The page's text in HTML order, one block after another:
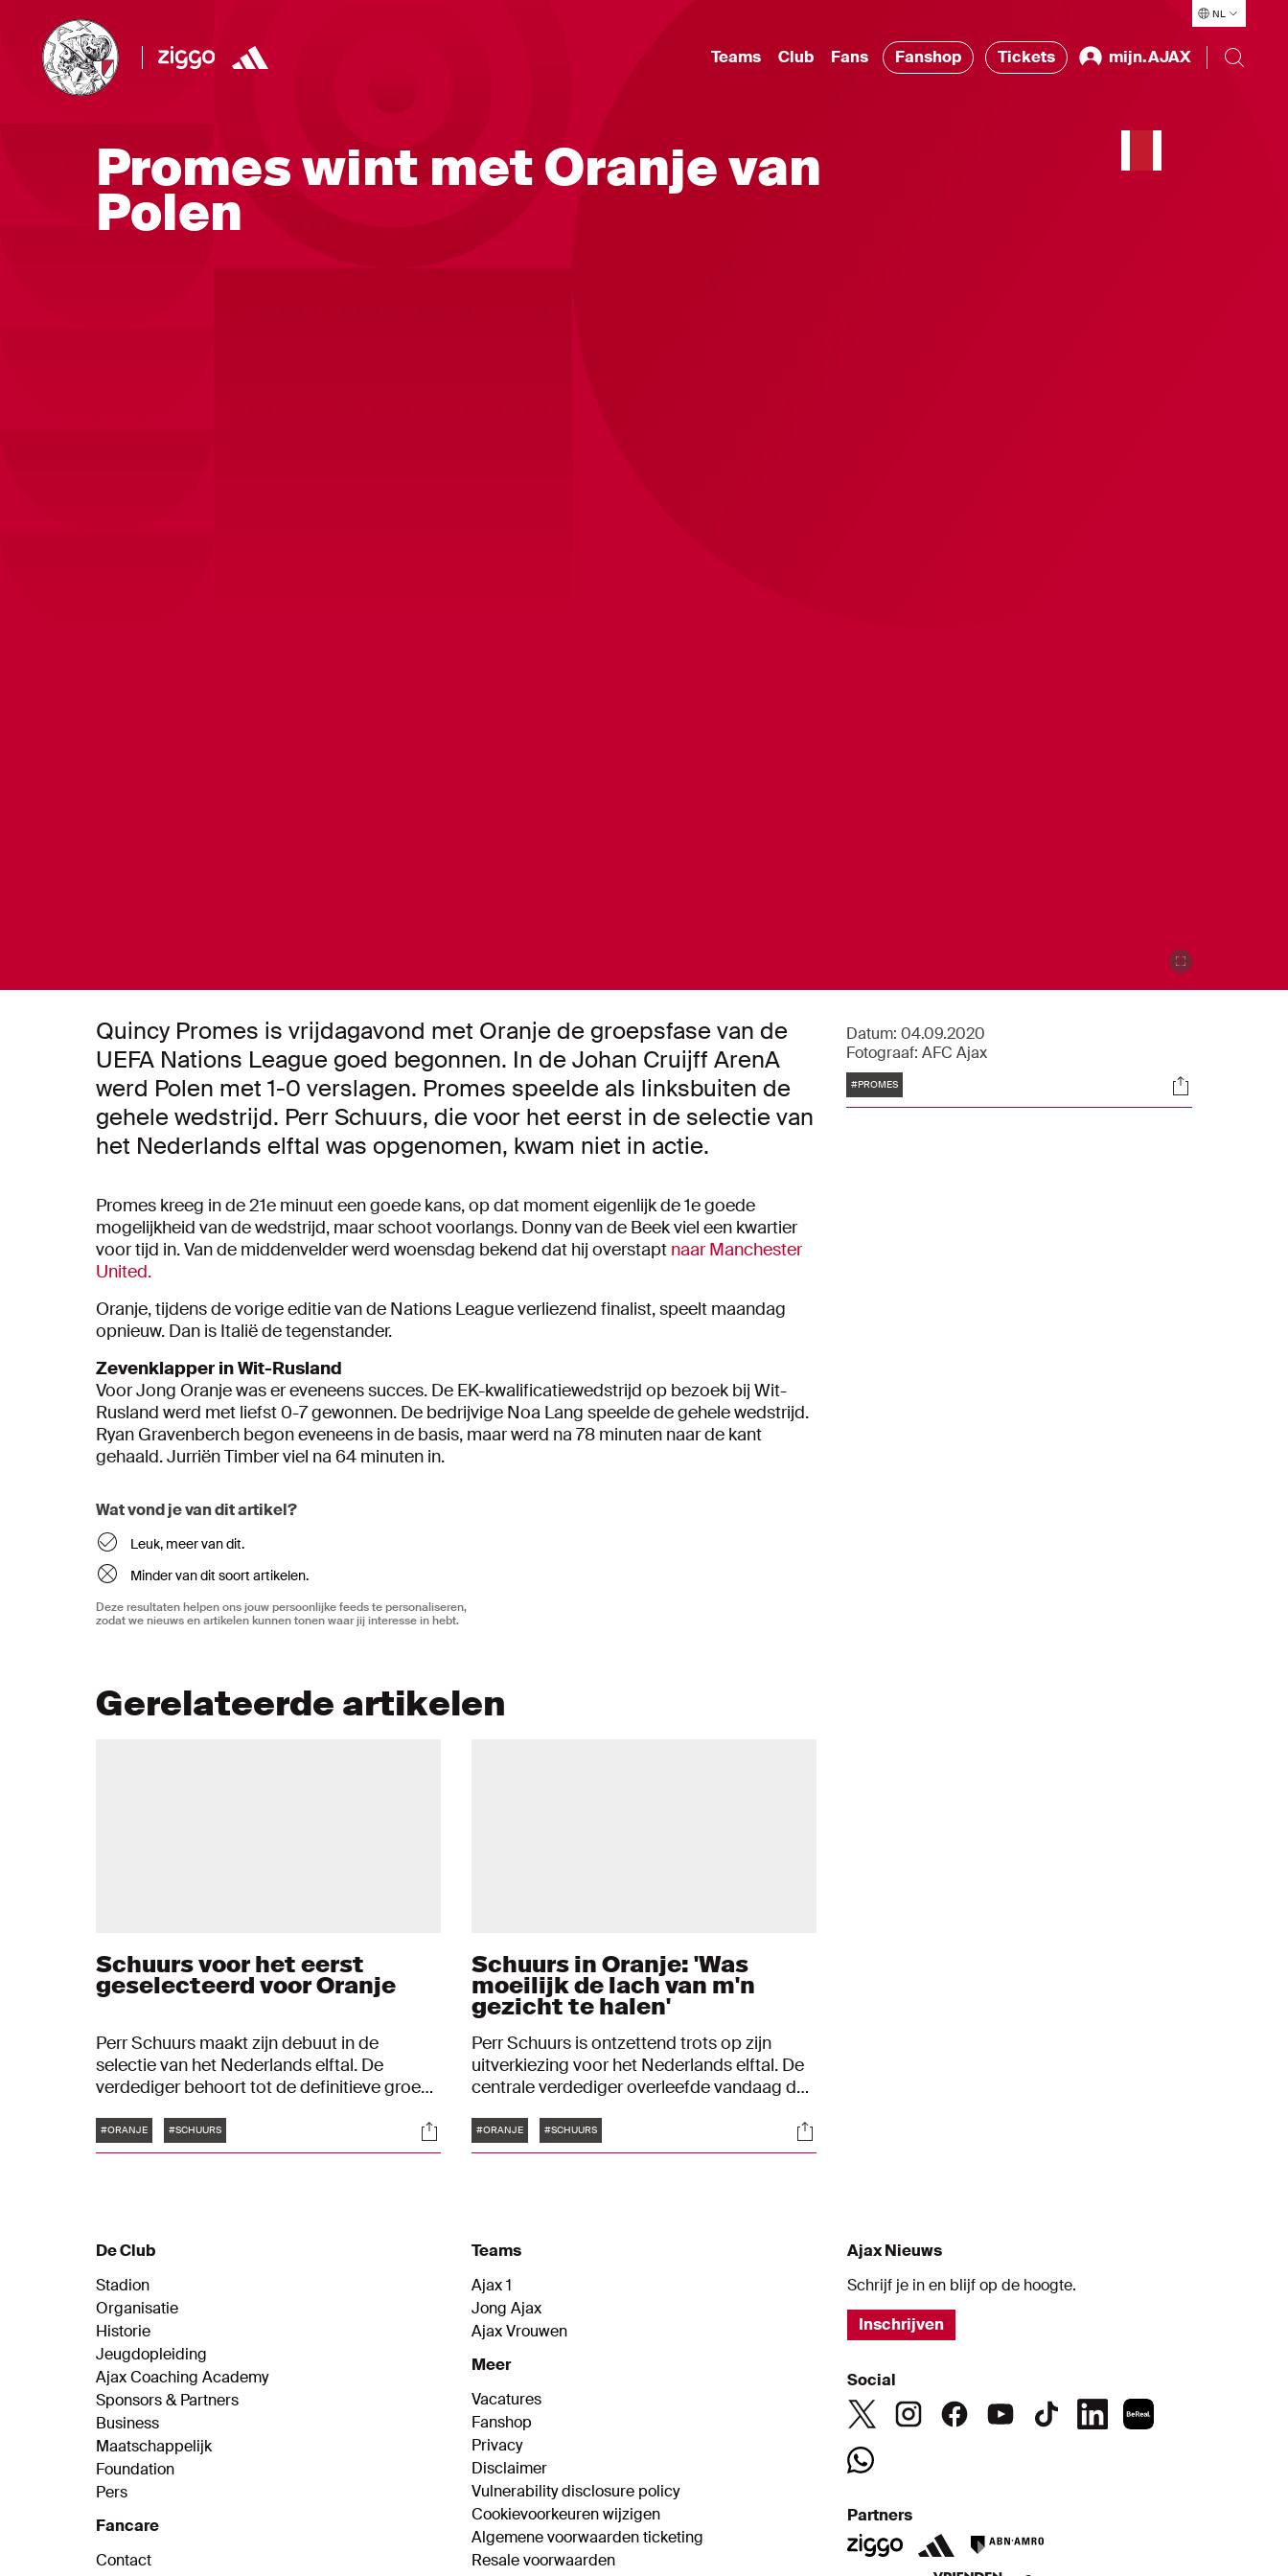
NL
Teams Club Fans Fanshop Tickets mijn.AJAX
Promes wint met Oranje van
Polen
Quincy Promes is vrijdagavond met Oranje de groepsfase van de
UEFA Nations League goed begonnen. In de Johan Cruijff ArenA
werd Polen met 1-0 verslagen. Promes speelde als linksbuiten de
gehele wedstrijd. Perr Schuurs, die voor het eerst in de selectie van
het Nederlands elftal was opgenomen, kwam niet in actie.
Datum: 04.09.2020
Fotograaf: AFC Ajax
Tags
#PROMES Socials
Promes kreeg in de 21e minuut een goede kans, op dat moment eigenlijk de 1e goede
mogelijkheid van de wedstrijd, maar schoot voorlangs. Donny van de Beek viel een kwartier
voor tijd in. Van de middenvelder werd woensdag bekend dat hij overstapt naar Manchester
United.
Oranje, tijdens de vorige editie van de Nations League verliezend finalist, speelt maandag
opnieuw. Dan is Italië de tegenstander.
Zevenklapper in Wit-Rusland
Voor Jong Oranje was er eveneens succes. De EK-kwalificatiewedstrijd op bezoek bij Wit-
Rusland werd met liefst 0-7 gewonnen. De bedrijvige Noa Lang speelde de gehele wedstrijd.
Ryan Gravenberch begon eveneens in de basis, maar werd na 78 minuten naar de kant
gehaald. Jurriën Timber viel na 64 minuten in.
Wat vond je van dit artikel?
Leuk, meer van dit.
Minder van dit soort artikelen.
Deze resultaten helpen ons jouw persoonlijke feeds te personaliseren,
zodat we nieuws en artikelen kunnen tonen waar jij interesse in hebt.
Gerelateerde artikelen
Schuurs voor het eerst
geselecteerd voor Oranje
Perr Schuurs maakt zijn debuut in de
selectie van het Nederlands elftal. De
verdediger behoort tot de definitieve groep
Naast Schuurs zijn ook Donny van de Beek
en Quincy Promes geselecteerd.
Tags
#ORANJE #SCHUURS Socials
Schuurs in Oranje: 'Was
moeilijk de lach van m'n
gezicht te halen'
Perr Schuurs is ontzettend trots op zijn
uitverkiezing voor het Nederlands elftal. De
centrale verdediger overleefde vandaag de
definitieve selectie voor de duels met Italië
en Polen.
Tags
#ORANJE #SCHUURS Socials
De Club
Stadion
Organisatie
Historie
Jeugdopleiding
Ajax Coaching Academy
Sponsors & Partners
Business
Maatschappelijk
Foundation
Pers
Fancare
Contact
Teams
Ajax 1
Jong Ajax
Ajax Vrouwen
Meer
Vacatures
Fanshop
Privacy
Disclaimer
Vulnerability disclosure policy
Cookievoorkeuren wijzigen
Algemene voorwaarden ticketing
Resale voorwaarden
Ajax Nieuws
Schrijf je in en blijf op de hoogte.
Inschrijven
Social
Partners